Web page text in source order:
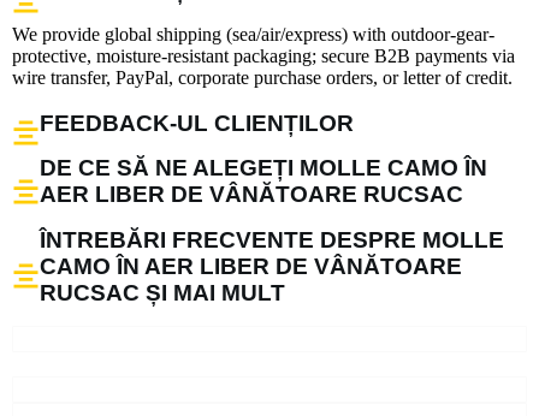
We provide global shipping (sea/air/express) with outdoor-gear-
protective, moisture-resistant packaging; secure B2B payments via
wire transfer, PayPal, corporate purchase orders, or letter of credit.
FEEDBACK-UL CLIENȚILOR
DE CE SĂ NE ALEGEȚI MOLLE CAMO ÎN
AER LIBER DE VÂNĂTOARE RUCSAC
ÎNTREBĂRI FRECVENTE DESPRE MOLLE
CAMO ÎN AER LIBER DE VÂNĂTOARE
RUCSAC ȘI MAI MULT